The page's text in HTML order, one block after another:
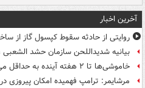
آخرین اخبار
روایتی از حادثه سقوط کپسول گاز از
بیانیه شدیداللحن سازمان حشد
خاموشی‌ها تا ۲ هفته آینده به حداقل می‌رسد
مرشایمر: ترامپ فهمیده امکان پیروزی